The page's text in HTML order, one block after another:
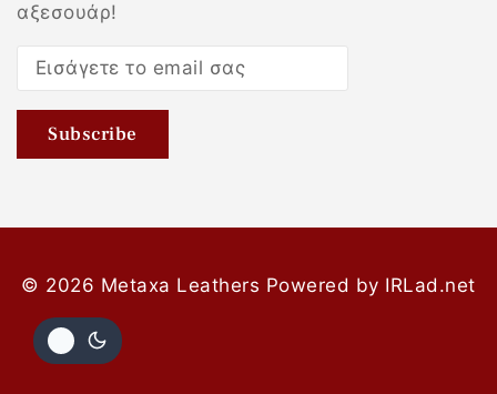
αξεσουάρ!
© 2026 Metaxa Leathers Powered by IRLad.net